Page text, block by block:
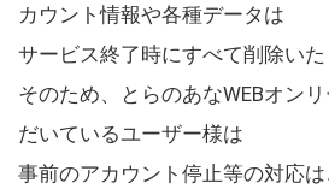
カウント情報や各種データは
サービス終了時にすべて削除いた
そのため、とらのあなWEBオン
だいているユーザー様は
事前のアカウント停止等の対応は